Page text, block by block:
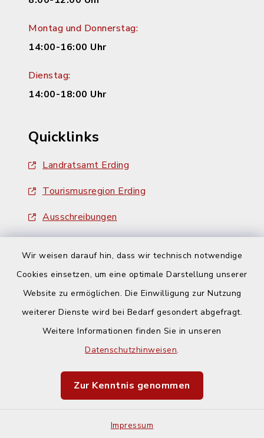
Wir weisen darauf hin, dass wir technisch notwendige
Cookies einsetzen, um eine optimale Darstellung unserer
Website zu ermöglichen. Die Einwilligung zur Nutzung
weiterer Dienste wird bei Bedarf gesondert abgefragt.
Weitere Informationen finden Sie in unseren
Datenschutzhinweisen.
Zur Kenntnis genommen
Impressum
Montag und Donnerstag:
14:00-16:00 Uhr
Dienstag:
14:00-18:00 Uhr
Quicklinks
Landratsamt Erding
Tourismusregion Erding
Ausschreibungen
Barrierefreiheit
Impressum
Sitemap